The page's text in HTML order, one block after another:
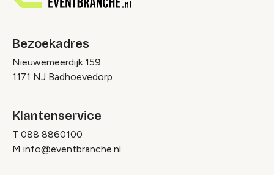
Bezoekadres
Nieuwemeerdijk 159
1171 NJ Badhoevedorp
Klantenservice
T 088 8860100
M info@eventbranche.nl